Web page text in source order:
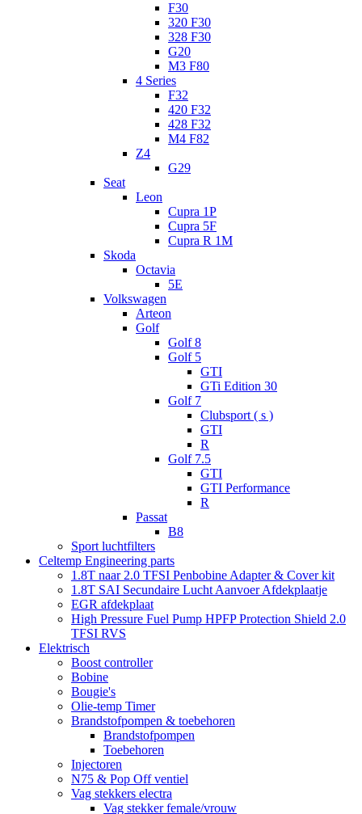
F30
320 F30
328 F30
G20
M3 F80
4 Series
F32
420 F32
428 F32
M4 F82
Z4
G29
Seat
Leon
Cupra 1P
Cupra 5F
Cupra R 1M
Skoda
Octavia
5E
Volkswagen
Arteon
Golf
Golf 8
Golf 5
GTI
GTi Edition 30
Golf 7
Clubsport ( s )
GTI
R
Golf 7.5
GTI
GTI Performance
R
Passat
B8
Sport luchtfilters
Celtemp Engineering parts
1.8T naar 2.0 TFSI Penbobine Adapter & Cover kit
1.8T SAI Secundaire Lucht Aanvoer Afdekplaatje
EGR afdekplaat
High Pressure Fuel Pump HPFP Protection Shield 2.0
TFSI RVS
Elektrisch
Boost controller
Bobine
Bougie's
Olie-temp Timer
Brandstofpompen & toebehoren
Brandstofpompen
Toebehoren
Injectoren
N75 & Pop Off ventiel
Vag stekkers electra
Vag stekker female/vrouw